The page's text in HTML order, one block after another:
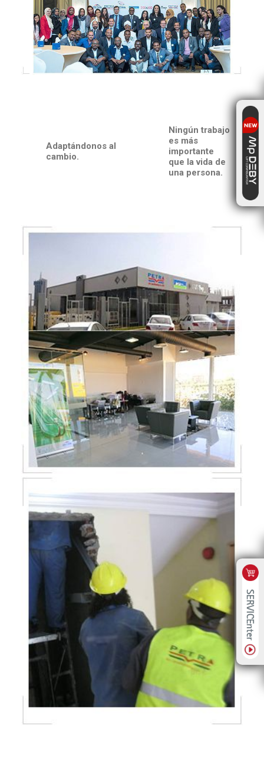
Adaptándonos al
cambio.
Ningún trabajo
es más
importante
que la vida de
una persona.